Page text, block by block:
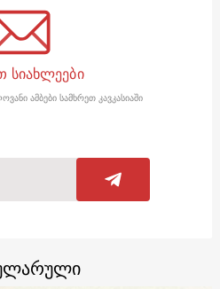
სიახლეები
ამბები სამხრეთ კავკასიაში